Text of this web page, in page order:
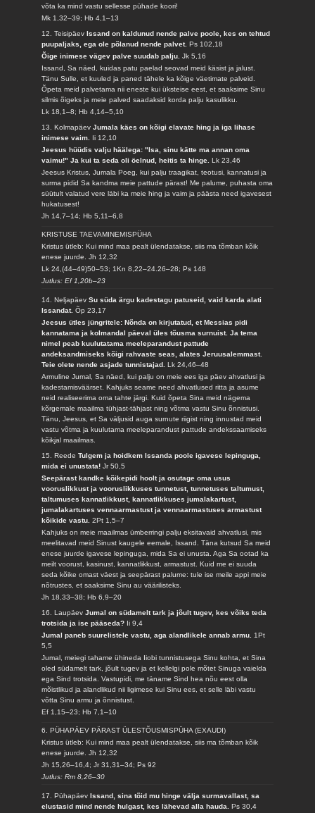
võta ka mind vastu sellesse pühade koori!
Mk 1,32–39; Hb 4,1–13
12. TeisipäevIssand on kaldunud nende palve poole, kes on tehtud
puupaljaks, ega ole põlanud nende palvet.Ps 102,18
Õige inimese vägev palve suudab palju.Jk 5,16
Issand, Sa näed, kuidas patu paelad seovad meid käsist ja jalust.
Tänu Sulle, et kuuled ja paned tähele ka kõige väetimate palveid.
Õpeta meid palvetama nii eneste kui üksteise eest, et saaksime Sinu
silmis õigeks ja meie palved saadaksid korda palju kasulikku.
Lk 18,1–8; Hb 4,14–5,10
13. KolmapäevJumala käes on kõigi elavate hing ja iga lihase
inimese vaim. Ii 12,10
Jeesus hüüdis valju häälega: "Isa, sinu kätte ma annan oma
vaimu!" Ja kui ta seda oli öelnud, heitis ta hinge.Lk 23,46
Jeesus Kristus, Jumala Poeg, kui palju traagikat, teotusi, kannatusi ja
surma pidid Sa kandma meie pattude pärast! Me palume, puhasta oma
süütult valatud vere läbi ka meie hing ja vaim ja päästa need igavesest
hukatusest!
Jh 14,7–14; Hb 5,11–6,8
KRISTUSE TAEVAMINEMISPÜHA
Kristus ütleb: Kui mind maa pealt ülendatakse, siis ma tõmban kõik
enese juurde.Jh 12,32
Lk 24,(44–49)50–53; 1Kn 8,22–24.26–28; Ps 148
Jutlus: Ef 1,20b–23
14. NeljapäevSu süda ärgu kadestagu patuseid, vaid karda alati
Issandat.Õp 23,17
Jeesus ütles jüngritele: Nõnda on kirjutatud, et Messias pidi
kannatama ja kolmandal päeval üles tõusma surnuist. Ja tema
nimel peab kuulutatama meeleparandust pattude
andeksandmiseks kõigi rahvaste seas, alates Jeruusalemmast.
Teie olete nende asjade tunnistajad.Lk 24,46–48
Armuline Jumal, Sa näed, kui palju on meie ees iga päev ahvatlusi ja
kadestamisväärset. Kahjuks seame need ahvatlused ritta ja asume
neid realiseerima oma tahte järgi. Kuid õpeta Sina meid nägema
kõrgemale maailma tühjast-tähjast ning võtma vastu Sinu õnnistusi.
Tänu, Jeesus, et Sa väljusid auga surnute riigist ning innustad meid
vastu võtma ja kuulutama meeleparandust pattude andekssaamiseks
kõikjal maailmas.
15. ReedeTulgem ja hoidkem Issanda poole igavese lepinguga,
mida ei unustata!Jr 50,5
Seepärast kandke kõikepidi hoolt ja osutage oma usus
vooruslikkust ja vooruslikkuses tunnetust, tunnetuses taltumust,
taltumuses kannatlikkust, kannatlikkuses jumalakartust,
jumalakartuses vennaarmastust ja vennaarmastuses armastust
kõikide vastu.2Pt 1,5–7
Kahjuks on meie maailmas ümberringi palju eksitavaid ahvatlusi, mis
meelitavad meid Sinust kaugele eemale, Issand. Täna kutsud Sa meid
enese juurde igavese lepinguga, mida Sa ei unusta. Aga Sa ootad ka
meilt voorust, kasinust, kannatlikkust, armastust. Kuid me ei suuda
seda kõike omast väest ja seepärast palume: tule ise meile appi meie
nõtrustes, et saaksime Sinu au väärilisteks.
Jh 18,33–38; Hb 6,9–20
16. LaupäevJumal on südamelt tark ja jõult tugev, kes võiks teda
trotsida ja ise pääseda? Ii 9,4
Jumal paneb suurelistele vastu, aga alandlikele annab armu. 1Pt
5,5
Jumal, meiegi tahame ühineda Iiobi tunnistusega Sinu kohta, et Sina
oled südamelt tark, jõult tugev ja et kellelgi pole mõtet Sinuga vaielda
ega Sind trotsida. Vastupidi, me täname Sind hea nõu eest olla
mõistlikud ja alandlikud nii ligimese kui Sinu ees, et selle läbi vastu
võtta Sinu armu ja õnnistust.
Ef 1,15–23; Hb 7,1–10
6. PÜHAPÄEV PÄRAST ÜLESTÕUSMISPÜHA (EXAUDI)
Kristus ütleb: Kui mind maa pealt ülendatakse, siis ma tõmban kõik
enese juurde.Jh 12,32
Jh 15,26–16,4; Jr 31,31–34; Ps 92
Jutlus: Rm 8,26–30
17. PühapäevIssand, sina tõid mu hinge välja surmavallast, sa
elustasid mind nende hulgast, kes lähevad alla hauda.Ps 30,4